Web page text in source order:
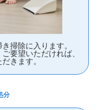
掃除に入ります。
要望いただければ、
きます。
分